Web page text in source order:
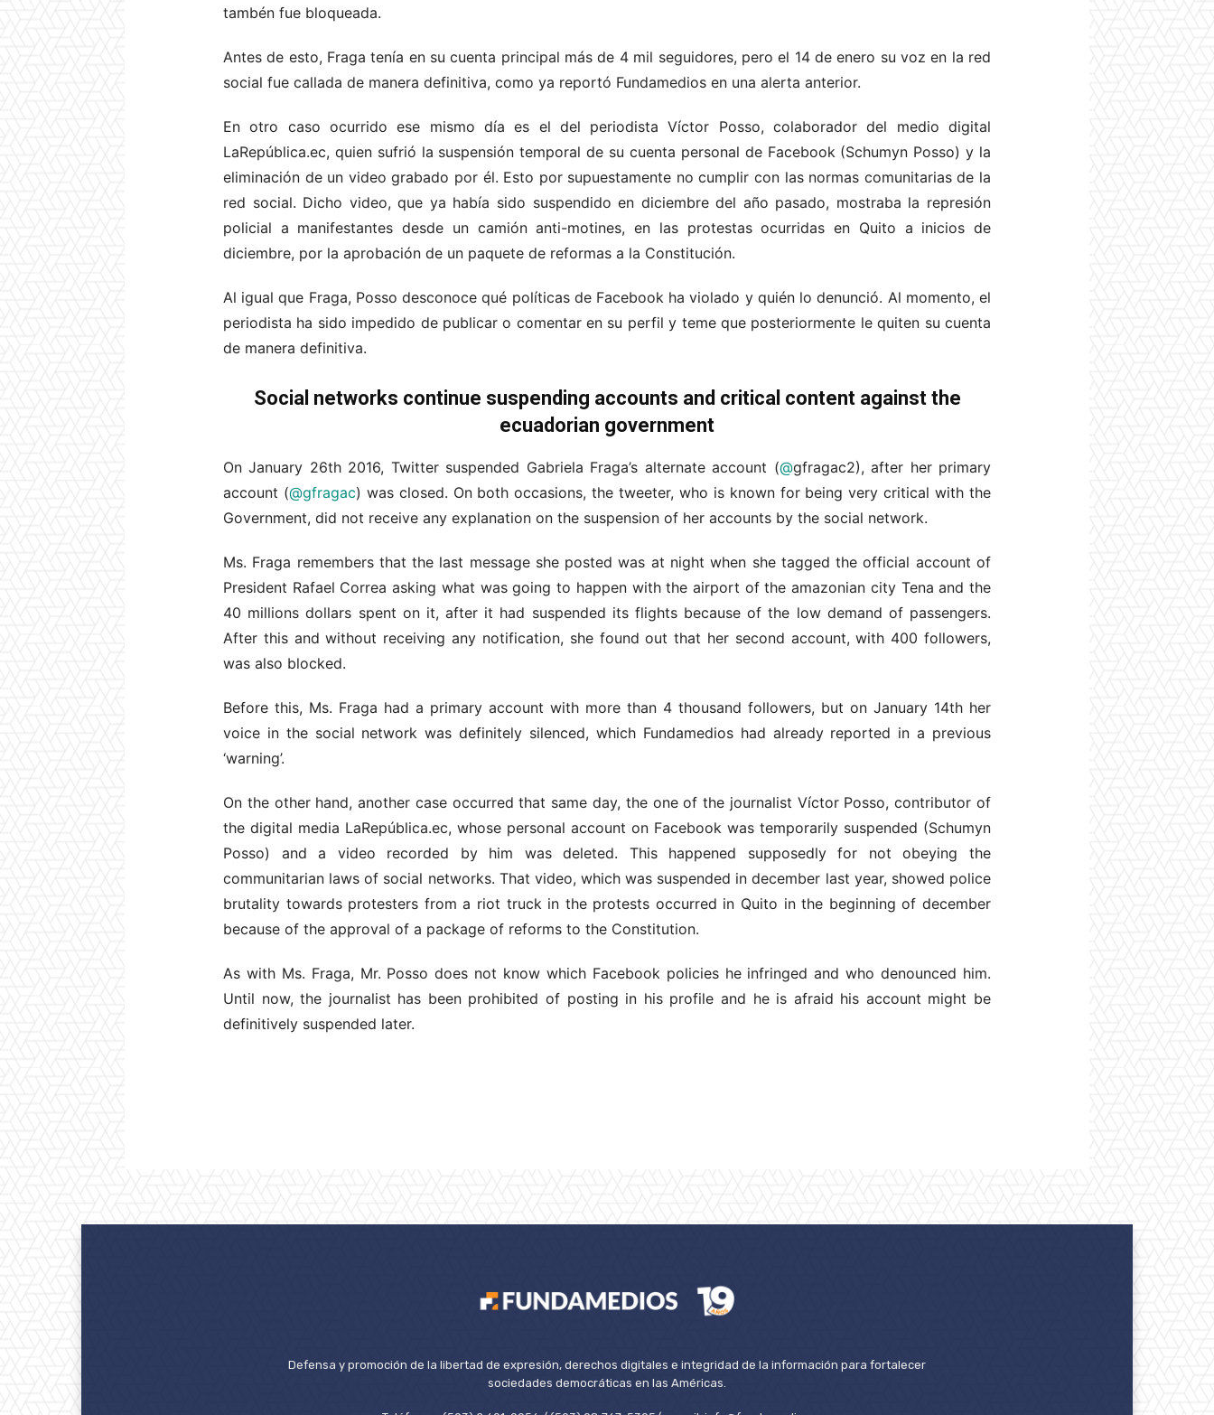
tambén fue bloqueada.
Antes de esto, Fraga tenía en su cuenta principal más de 4 mil seguidores, pero el 14 de enero su voz en la red
social fue callada de manera definitiva, como ya reportó Fundamedios en una alerta anterior.
En otro caso ocurrido ese mismo día es el del periodista Víctor Posso, colaborador del medio digital
LaRepública.ec, quien sufrió la suspensión temporal de su cuenta personal de Facebook (Schumyn Posso) y la
eliminación de un video grabado por él. Esto por supuestamente no cumplir con las normas comunitarias de la
red social. Dicho video, que ya había sido suspendido en diciembre del año pasado, mostraba la represión
policial a manifestantes desde un camión anti-motines, en las protestas ocurridas en Quito a inicios de
diciembre, por la aprobación de un paquete de reformas a la Constitución.
Al igual que Fraga, Posso desconoce qué políticas de Facebook ha violado y quién lo denunció. Al momento, el
periodista ha sido impedido de publicar o comentar en su perfil y teme que posteriormente le quiten su cuenta
de manera definitiva.
Social networks continue suspending accounts and critical content against the
ecuadorian government
On January 26th 2016, Twitter suspended Gabriela Fraga’s alternate account (@gfragac2), after her primary
account (@gfragac) was closed. On both occasions, the tweeter, who is known for being very critical with the
Government, did not receive any explanation on the suspension of her accounts by the social network.
Ms. Fraga remembers that the last message she posted was at night when she tagged the official account of
President Rafael Correa asking what was going to happen with the airport of the amazonian city Tena and the
40 millions dollars spent on it, after it had suspended its flights because of the low demand of passengers.
After this and without receiving any notification, she found out that her second account, with 400 followers,
was also blocked.
Before this, Ms. Fraga had a primary account with more than 4 thousand followers, but on January 14th her
voice in the social network was definitely silenced, which Fundamedios had already reported in a previous
‘warning’.
On the other hand, another case occurred that same day, the one of the journalist Víctor Posso, contributor of
the digital media LaRepública.ec, whose personal account on Facebook was temporarily suspended (Schumyn
Posso) and a video recorded by him was deleted. This happened supposedly for not obeying the
communitarian laws of social networks. That video, which was suspended in december last year, showed police
brutality towards protesters from a riot truck in the protests occurred in Quito in the beginning of december
because of the approval of a package of reforms to the Constitution.
As with Ms. Fraga, Mr. Posso does not know which Facebook policies he infringed and who denounced him.
Until now, the journalist has been prohibited of posting in his profile and he is afraid his account might be
definitively suspended later.
Defensa y promoción de la libertad de expresión, derechos digitales e integridad de la información para fortalecer
sociedades democráticas en las Américas.